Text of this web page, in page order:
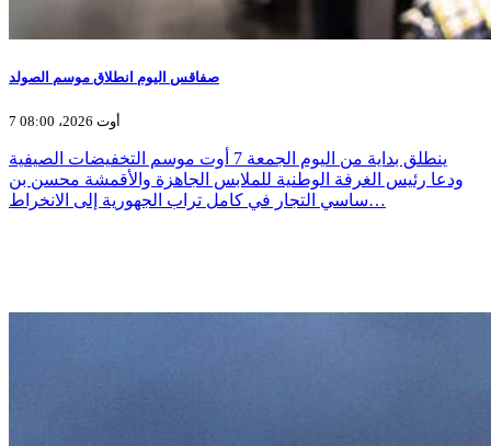
صفاقس اليوم انطلاق موسم الصولد
7 أوت 2026، 08:00
ينطلق بداية من اليوم الجمعة 7 أوت موسم التخفيضات الصيفية
ودعا رئيس الغرفة الوطنية للملابس الجاهزة والأقمشة محسن بن
ساسي التجار في كامل تراب الجهورية إلى الانخراط…